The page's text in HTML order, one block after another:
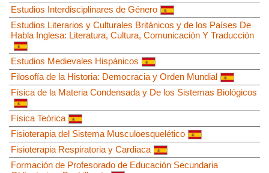
Estudios Interdisciplinares de Género
Estudios Literarios y Culturales Británicos y de los Países De
Habla Inglesa: Literatura, Cultura, Comunicación Y Traducción
Estudios Medievales Hispánicos
Filosofía de la Historia: Democracia y Orden Mundial
Física de la Materia Condensada y De los Sistemas Biológicos
Física Teórica
Fisioterapia del Sistema Musculoesquelético
Fisioterapia Respiratoria y Cardiaca
Formación de Profesorado de Educación Secundaria